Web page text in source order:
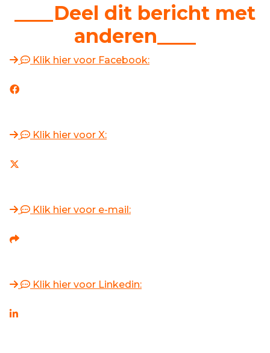
____Deel dit bericht met
anderen____
Klik hier voor Facebook:
Klik hier voor X:
Klik hier voor e-mail:
Klik hier voor Linkedin: